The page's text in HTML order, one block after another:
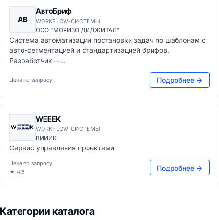
АВ
АвтоБриф
WORKFLOW-СИСТЕМЫ
ООО "МОРИЗО ДИДЖИТАЛ"
Система автоматизации постановки задач по шаблонам с
авто-сегментацией и стандартизацией брифов.
Разработчик —...
Цена по запросу Подробнее →
WEEEK
WORKFLOW-СИСТЕМЫ
ВИИИК
Сервис управления проектами
Цена по запросу
★ 4.5
Подробнее →
Категории каталога